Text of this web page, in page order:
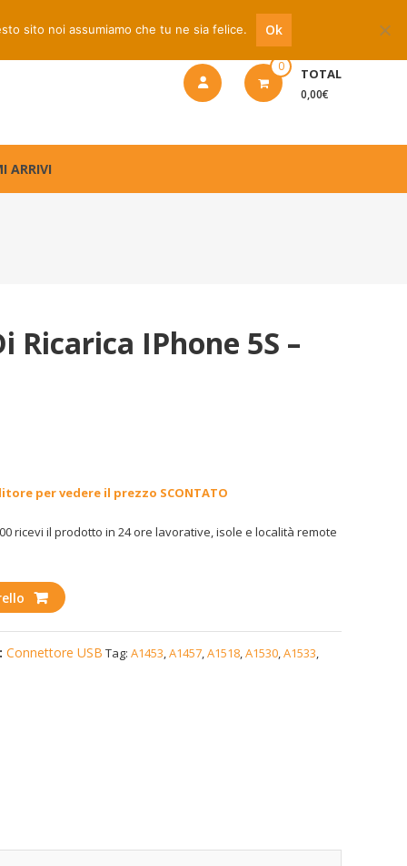
0 TOTAL
0,00€
ARRIVI
Ricarica IPhone 5S –
per vedere il prezzo SCONTATO
ricevi il prodotto in 24 ore lavorative, isole e località remote
Connettore USB Tag: A1453,A1457,A1518,A1530,A1533,
sito noi assumiamo che tu ne sia felice. Ok